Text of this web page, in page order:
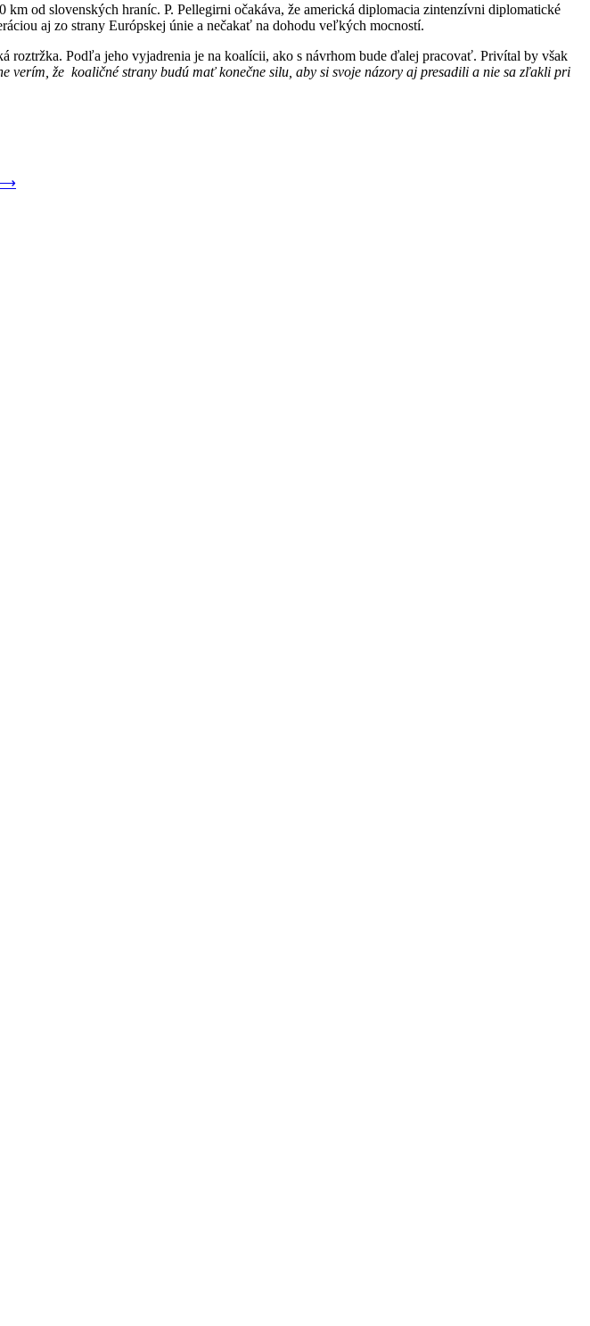
od slovenských hraníc. P. Pellegirni očakáva, že americká diplomacia zintenzívni diplomatické
aj zo strany Európskej únie a nečakať na dohodu veľkých mocností.
Podľa jeho vyjadrenia je na koalícii, ako s návrhom bude ďalej pracovať. Privítal by však
verím, že koaličné strany budú mať konečne silu, aby si svoje názory aj presadili a nie sa zľakli pri